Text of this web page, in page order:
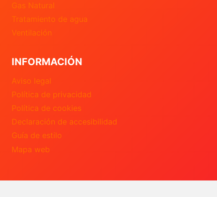
Gas Natural
Tratamiento de agua
Ventilación
INFORMACIÓN
Aviso legal
Política de privacidad
Política de cookies
Declaración de accesibilidad
Guía de estilo
Mapa web